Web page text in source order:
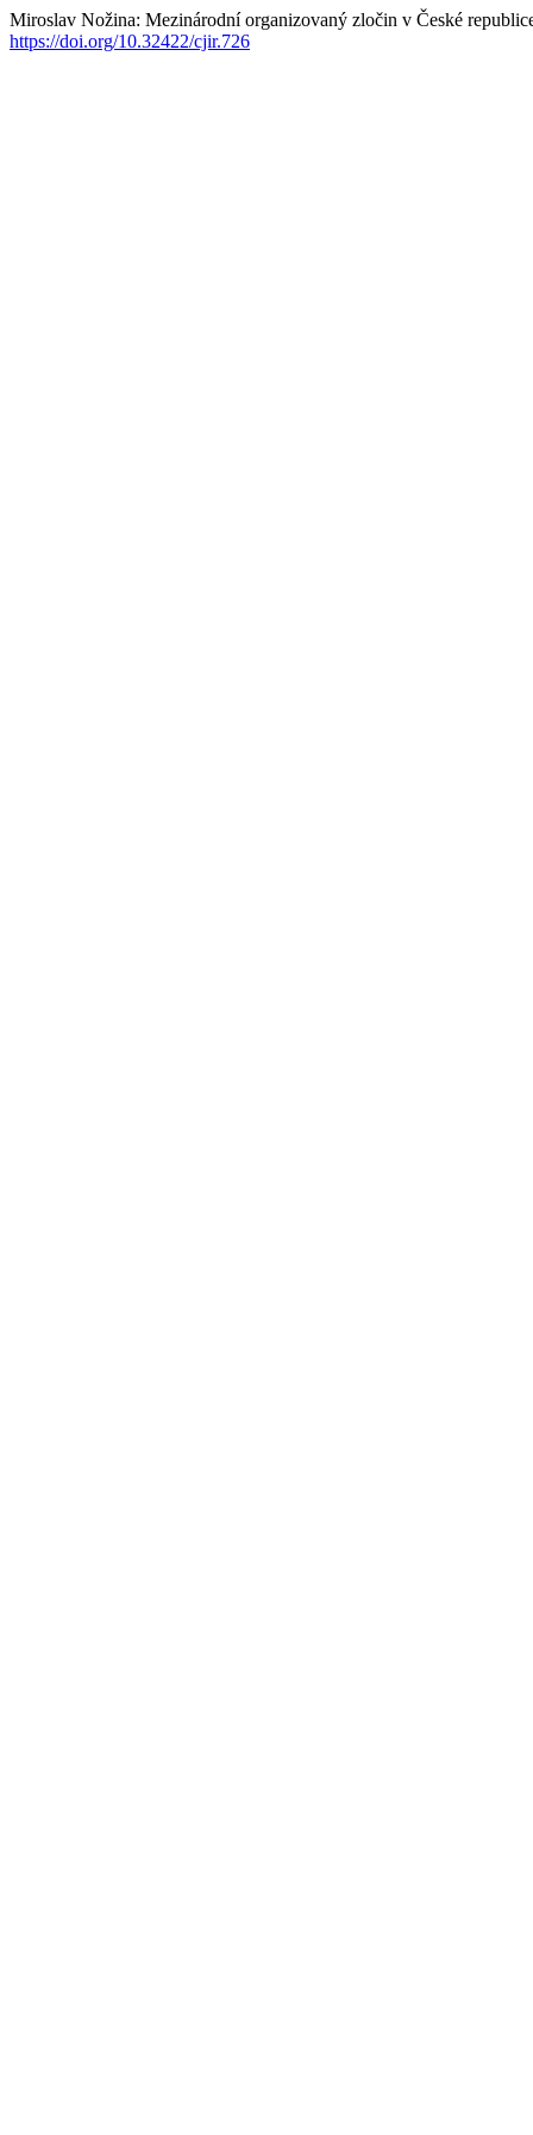
Miroslav Nožina: Mezinárodní organizovaný zločin v České
https://doi.org/10.32422/cjir.726